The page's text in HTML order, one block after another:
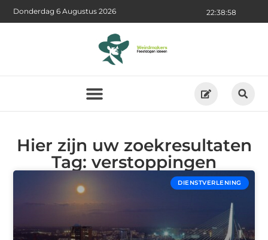
22:38:58
Donderdag 6 Augustus 2026
Hier zijn uw zoekresultaten
Tag: verstoppingen
DIENSTVERLENING